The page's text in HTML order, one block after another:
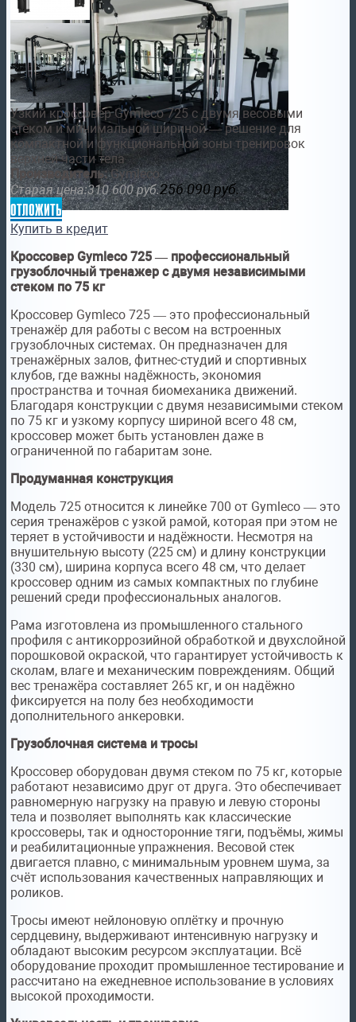
Узкий кроссовер Gymleco 725 с двумя весовыми
стеком и минимальной шириной — решение для
компактной и функциональной зоны тренировок
верхней части тела
Производитель:Gymleco
Старая цена:310 600 руб.256 090 руб.
отложить
Купить в кредит
Кроссовер Gymleco 725 — профессиональный
грузоблочный тренажер с двумя независимыми
стеком по 75 кг
Кроссовер Gymleco 725 — это профессиональный
тренажёр для работы с весом на встроенных
грузоблочных системах. Он предназначен для
тренажёрных залов, фитнес-студий и спортивных
клубов, где важны надёжность, экономия
пространства и точная биомеханика движений.
Благодаря конструкции с двумя независимыми стеком
по 75 кг и узкому корпусу шириной всего 48 см,
кроссовер может быть установлен даже в
ограниченной по габаритам зоне.
Продуманная конструкция
Модель 725 относится к линейке 700 от Gymleco — это
серия тренажёров с узкой рамой, которая при этом не
теряет в устойчивости и надёжности. Несмотря на
внушительную высоту (225 см) и длину конструкции
(330 см), ширина корпуса всего 48 см, что делает
кроссовер одним из самых компактных по глубине
решений среди профессиональных аналогов.
Рама изготовлена из промышленного стального
профиля с антикоррозийной обработкой и двухслойной
порошковой окраской, что гарантирует устойчивость к
сколам, влаге и механическим повреждениям. Общий
вес тренажёра составляет 265 кг, и он надёжно
фиксируется на полу без необходимости
дополнительного анкеровки.
Грузоблочная система и тросы
Кроссовер оборудован двумя стеком по 75 кг, которые
работают независимо друг от друга. Это обеспечивает
равномерную нагрузку на правую и левую стороны
тела и позволяет выполнять как классические
кроссоверы, так и односторонние тяги, подъёмы, жимы
и реабилитационные упражнения. Весовой стек
двигается плавно, с минимальным уровнем шума, за
счёт использования качественных направляющих и
роликов.
Тросы имеют нейлоновую оплётку и прочную
сердцевину, выдерживают интенсивную нагрузку и
обладают высоким ресурсом эксплуатации. Всё
оборудование проходит промышленное тестирование и
рассчитано на ежедневное использование в условиях
высокой проходимости.